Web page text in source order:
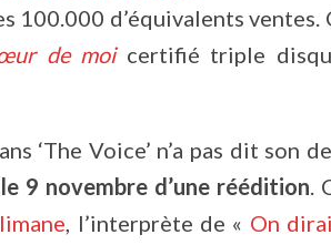
100.000 d’équivalents
de moicertifié triple
‘The Voice’ n’a pas dit son
le 9 novembre d’une réédition.
, l’interprète de « On